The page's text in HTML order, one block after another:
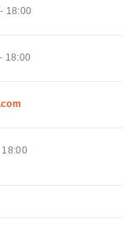
18:00
18:00
18:00